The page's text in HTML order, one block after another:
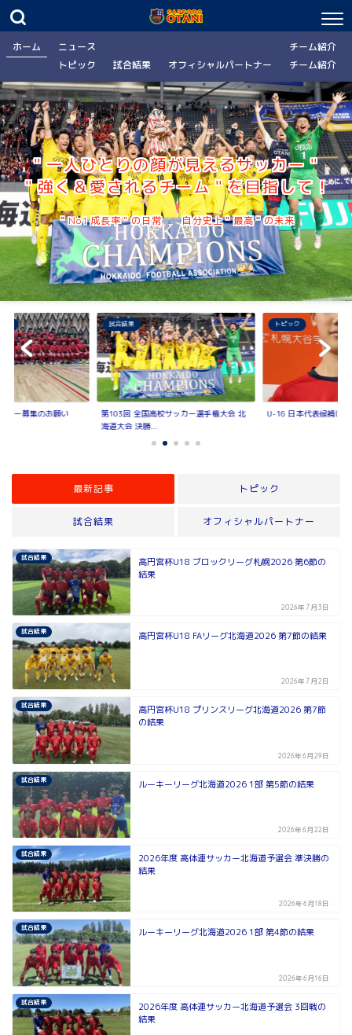
ホーム
ニュース
トピック
試合結果 オフィシャルパートナー
チーム紹介
チーム紹介
＂一人ひとりの顔が見えるサッカー＂
＂強く＆愛されるチーム＂を目指して！
＂No.1 成長率＂の日常 自分史上＂最高＂の未来
ナー募集のお願い
試合結果
第103回 全国高校サッカー選手権大会 北
海道大会 決勝...
トピック
U-16 日本代表候補に
最新記事 トピック
試合結果 オフィシャルパートナー
試合結果
高円宮杯U18 ブロックリーグ札幌2026 第6節の
結果
2026年7月3日
試合結果 高円宮杯U18 FAリーグ北海道2026 第7節の結果
2026年7月2日
試合結果
高円宮杯U18 プリンスリーグ北海道2026 第7節
の結果
2026年6月29日
試合結果 ルーキーリーグ北海道2026 1部 第5節の結果
2026年6月22日
試合結果
2026年度 高体連サッカー北海道予選会 準決勝の
結果
2026年6月18日
試合結果 ルーキーリーグ北海道2026 1部 第4節の結果
2026年6月16日
試合結果
2026年度 高体連サッカー北海道予選会 3回戦の
結果